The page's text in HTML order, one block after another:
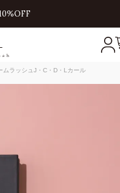
ムラッシュJ・C・D・Lカール